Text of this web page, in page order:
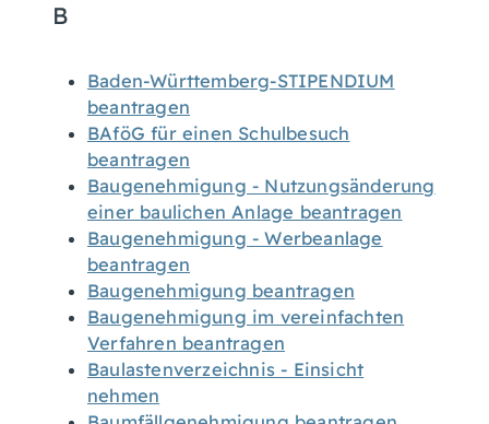
B
Baden-Württemberg-STIPENDIUM
beantragen
BAföG für einen Schulbesuch
beantragen
Baugenehmigung - Nutzungsänderung
einer baulichen Anlage beantragen
Baugenehmigung - Werbeanlage
beantragen
Baugenehmigung beantragen
Baugenehmigung im vereinfachten
Verfahren beantragen
Baulastenverzeichnis - Einsicht
nehmen